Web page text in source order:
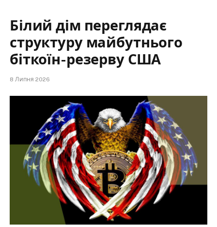
Білий дім переглядає
структуру майбутнього
біткоїн-резерву США
8 Липня 2026